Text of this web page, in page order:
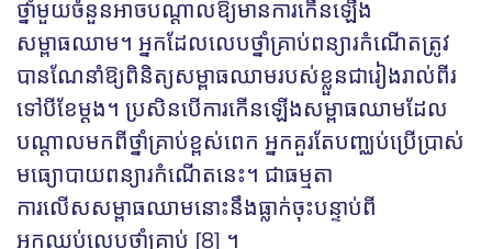
ថ្នាំមួយចំនួនអាចបណ្តាលឱ្យមានការកើនឡើង
សម្ពាធឈាម។ អ្នក​ដែល​លេប​ថ្នាំ​គ្រាប់ពន្យារកំណើតត្រូវ​
បាន​ណែនាំ​ឱ្យ​ពិនិត្យ​សម្ពាធឈាម​របស់​ខ្លួន​ជា​រៀង​រាល់​ពីរ​
ទៅបី​ខែម្តង។ ប្រសិនបើការកើនឡើងសម្ពាធឈាមដែល
បណ្តាលមកពីថ្នាំគ្រាប់ខ្ពស់ពេក អ្នកគួរតែបញ្ឈប់ប្រើប្រាស់
មធ្យោបាយពន្យារកំណើតនេះ។ ជាធម្មតា
ការលើសសម្ពាធឈាមនោះនឹងធ្លាក់ចុះបន្ទាប់ពី
អ្នកឈប់លេបថ្នាំគ្រាប់ [8] ។